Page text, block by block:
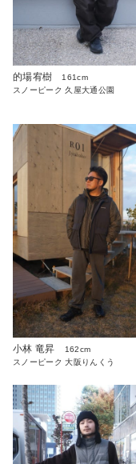
的場宥樹
161cm
スノーピーク 久屋大通公園
小林 竜昇
162cm
スノーピーク 大阪りんくう